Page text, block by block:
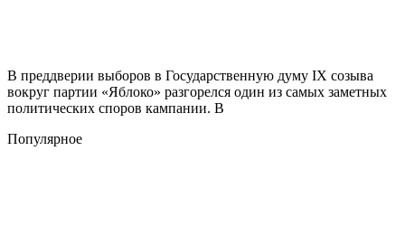
В преддверии выборов в Государственную думу IX созыва
вокруг партии «Яблоко» разгорелся один из самых заметных
политических споров кампании. В
Популярное